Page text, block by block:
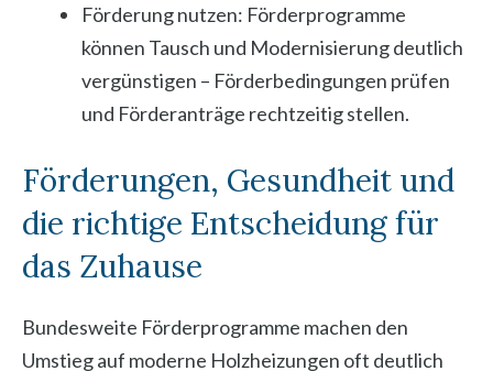
Förderung nutzen: Förderprogramme
können Tausch und Modernisierung deutlich
vergünstigen – Förderbedingungen prüfen
und Förderanträge rechtzeitig stellen.
Förderungen, Gesundheit und
die richtige Entscheidung für
das Zuhause
Bundesweite Förderprogramme machen den
Umstieg auf moderne Holzheizungen oft deutlich